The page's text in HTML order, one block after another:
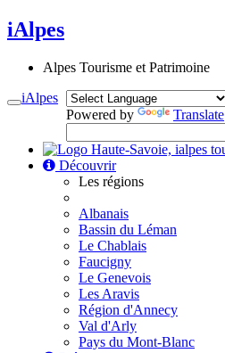
iAlpes
Alpes Tourisme et Patrimoine
Powered by Translate
Toggle
iAlpes
Découvrir
Les régions
Albanais
Bassin du Léman
Le Chablais
Faucigny
Le Genevois
Les Aravis
Région d'Annecy
Val d'Arly
Pays du Mont-Blanc